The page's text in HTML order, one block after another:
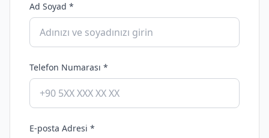
Ad Soyad *
Telefon Numarası *
E-posta Adresi *